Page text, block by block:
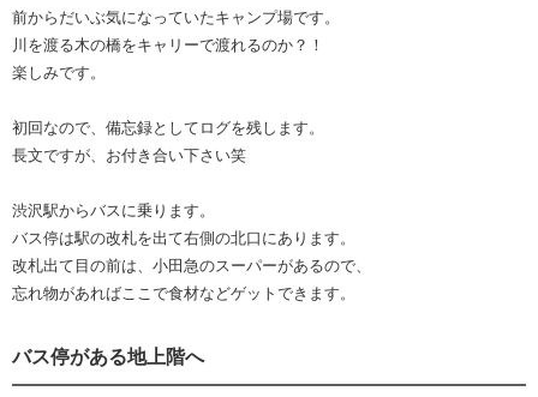
前からだいぶ気になっていたキャンプ場です。
川を渡る木の橋をキャリーで渡れるのか？！
楽しみです。
初回なので、備忘録としてログを残します。
長文ですが、お付き合い下さい笑
渋沢駅からバスに乗ります。
バス停は駅の改札を出て右側の北口にあります。
改札出て目の前は、小田急のスーパーがあるので、
忘れ物があればここで食材などゲットできます。
バス停がある地上階へ